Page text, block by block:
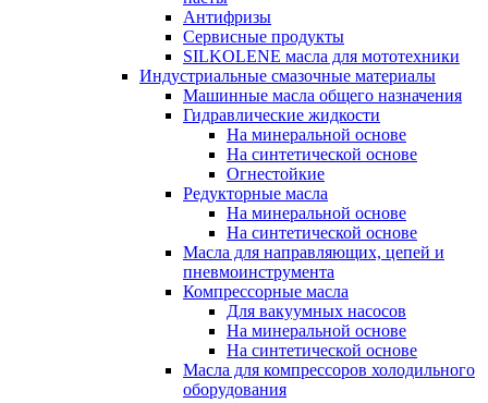
Антифризы
Сервисные продукты
SILKOLENE масла для мототехники
Индустриальные смазочные материалы
Машинные масла общего назначения
Гидравлические жидкости
На минеральной основе
На синтетической основе
Огнестойкие
Редукторные масла
На минеральной основе
На синтетической основе
Масла для направляющих, цепей и
пневмоинструмента
Компрессорные масла
Для вакуумных насосов
На минеральной основе
На синтетической основе
Масла для компрессоров холодильного
оборудования